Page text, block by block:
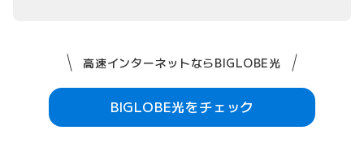
高速インターネットならBIGLOBE光
BIGLOBE光をチェック